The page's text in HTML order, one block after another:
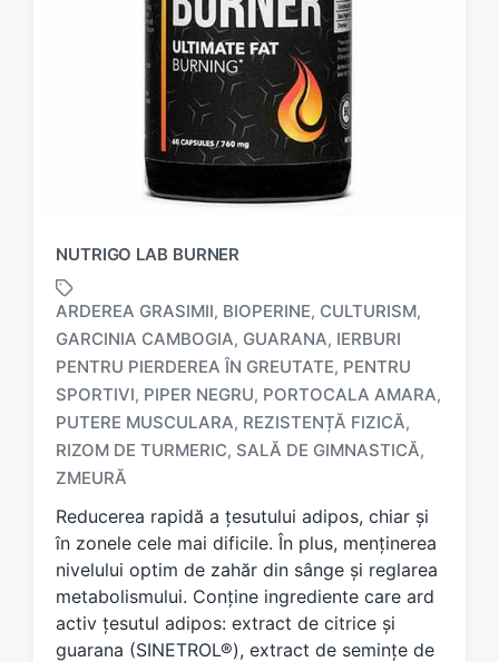
NUTRIGO LAB BURNER
T
a
g
e
d
w
t
h
ARDEREA GRASIMII, BIOPERINE, CULTURISM,
GARCINIA CAMBOGIA, GUARANA, IERBURI
PENTRU PIERDEREA ÎN GREUTATE, PENTRU
SPORTIVI, PIPER NEGRU, PORTOCALA AMARA,
PUTERE MUSCULARA, REZISTENȚĂ FIZICĂ,
RIZOM DE TURMERIC, SALĂ DE GIMNASTICĂ,
ZMEURĂ
Reducerea rapidă a țesutului adipos, chiar și
în zonele cele mai dificile. În plus, menținerea
nivelului optim de zahăr din sânge și reglarea
metabolismului. Conține ingrediente care ard
activ țesutul adipos: extract de citrice și
guarana (SINETROL®), extract de semințe de